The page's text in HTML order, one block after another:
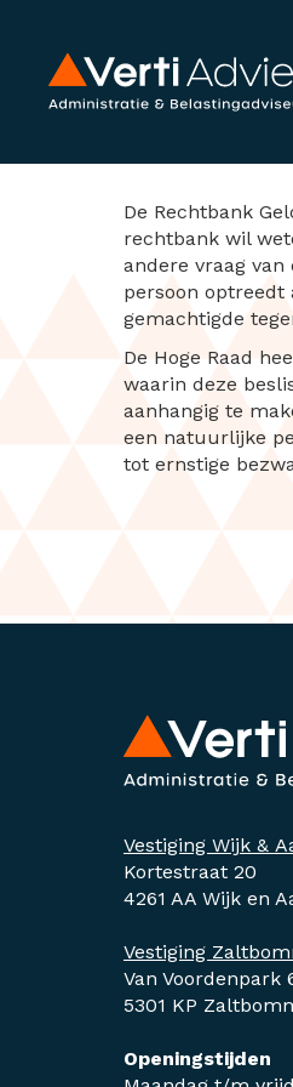
De Rechtbank
rechtbank wil
andere vraag
persoon optreedt
gemachtigde
De Hoge Raad
waarin deze
aanhangig te
een natuurlijke
tot ernstige
Vestiging Wijk &
Kortestraat 20
4261 AA Wijk en
Vestiging
Van Voordenpark
5301 KP
Openingstijden